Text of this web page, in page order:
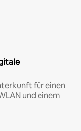
für einen
und einem